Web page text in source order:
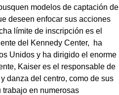
modelos de captación de
deseen enfocar sus acciones
límite de inscripción es el
del Kennedy Center, ha
Unidos y ha dirigido el enorme
Kaiser es el responsable de
danza del centro, como de sus
trabajo en numerosas